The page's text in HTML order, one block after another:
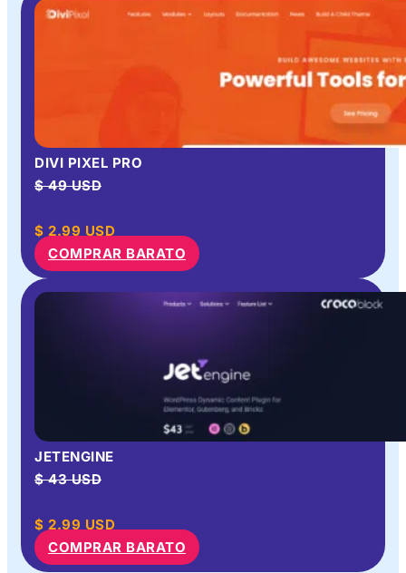
DIVI PIXEL PRO
$ 49 USD
$ 2.99 USD
COMPRAR BARATO
JETENGINE
$ 43 USD
$ 2.99 USD
COMPRAR BARATO